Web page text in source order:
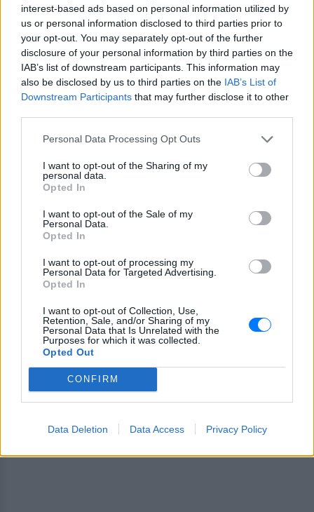
interest-based ads based on personal information utilized by
us or personal information disclosed to third parties prior to
your opt-out. You may separately opt-out of the further
disclosure of your personal information by third parties on the
IAB’s list of downstream participants. This information may
also be disclosed by us to third parties on the IAB’s List of
Downstream Participants that may further disclose it to other
Personal Data Processing Opt Outs
I want to opt-out of the Sharing of my
personal data.
Opted In
I want to opt-out of the Sale of my
Personal Data.
Opted In
I want to opt-out of processing my
Personal Data for Targeted Advertising.
Opted In
I want to opt-out of Collection, Use,
Retention, Sale, and/or Sharing of my
Personal Data that Is Unrelated with the
Purposes for which it was collected.
Opted Out
CONFIRM
Data Deletion Data Access Privacy Policy
Ακολουθήστε το E-Radio.gr στο
Google News
και μάθετε πρώτοι τα πιο hot νέα.
Για ακόμη περισσότερανέα, μπείτε στην
ειδήσεωντου E-Daily.gr
Ακολουθήστε το E-Radio.gr και στο Instagram